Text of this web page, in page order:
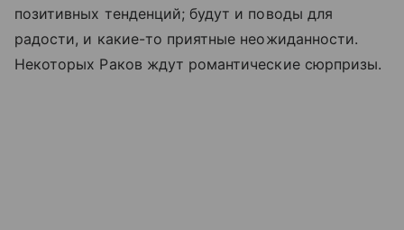
позитивных тенденций; будут и поводы для
радости, и какие-то приятные неожиданности.
Некоторых Раков ждут романтические сюрпризы.